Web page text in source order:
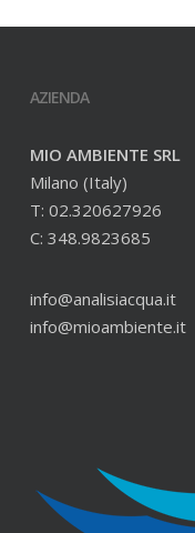
AZIENDA
MIO AMBIENTE SRL
Milano (Italy)
T: 02.320627926
C: 348.9823685
info@analisiacqua.it
info@mioambiente.it